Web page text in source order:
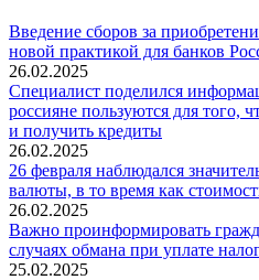
Введение сборов за
новой практикой для банков
26.02.2025
Специалист поделился
россияне пользуются для того,
и получить кредиты
26.02.2025
26 февраля наблюдался
валюты, в то время как
26.02.2025
Важно проинформировать
случаях обмана при уплате
25.02.2025